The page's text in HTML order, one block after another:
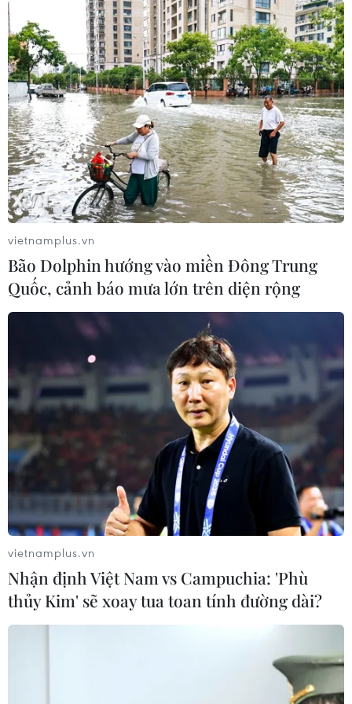
vietnamplus.vn
Bão Dolphin hướng vào miền Đông Trung
Quốc, cảnh báo mưa lớn trên diện rộng
vietnamplus.vn
Nhận định Việt Nam vs Campuchia: 'Phù
thủy Kim' sẽ xoay tua toan tính đường dài?